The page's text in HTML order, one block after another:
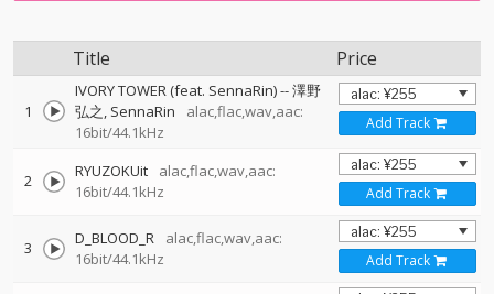
Title Price
1
IVORY TOWER (feat. SennaRin)--澤野
弘之 SennaRin
alac,flac,wav,aac:
16bit/44.1kHz
Add Track
2 RYUZOKUit
alac,flac,wav,aac:
16bit/44.1kHz
Add Track
3 D_BLOOD_R
alac,flac,wav,aac:
16bit/44.1kHz
Add Track